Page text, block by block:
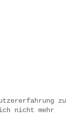
zu
nicht mehr